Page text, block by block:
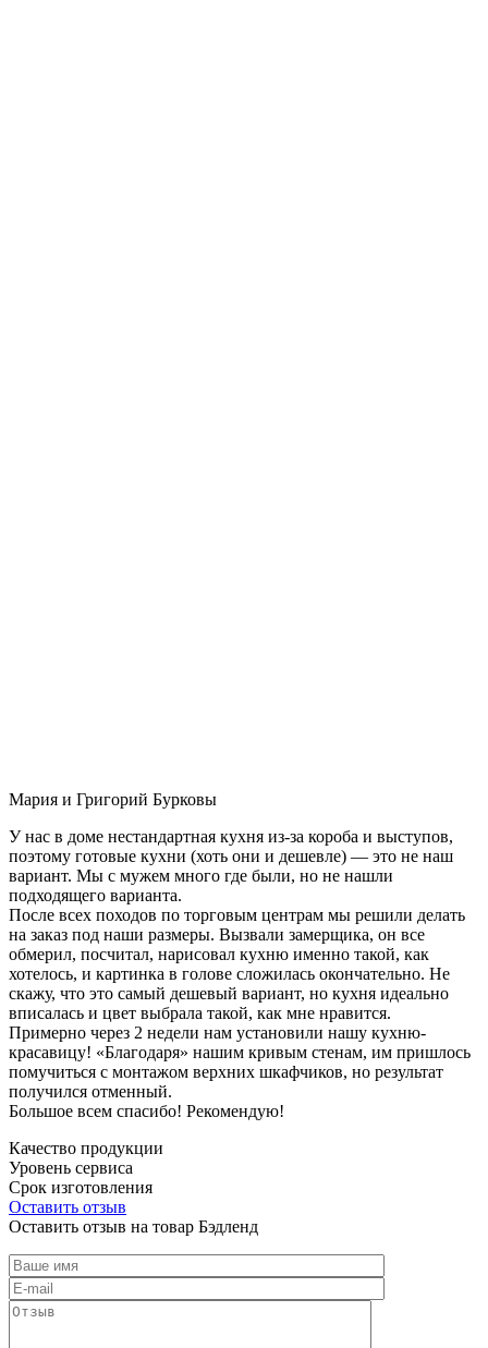
Мария и Григорий Бурковы
У нас в доме нестандартная кухня из-за короба и выступов,
поэтому готовые кухни (хоть они и дешевле) — это не наш
вариант. Мы с мужем много где были, но не нашли
подходящего варианта.
После всех походов по торговым центрам мы решили делать
на заказ под наши размеры. Вызвали замерщика, он все
обмерил, посчитал, нарисовал кухню именно такой, как
хотелось, и картинка в голове сложилась окончательно. Не
скажу, что это самый дешевый вариант, но кухня идеально
вписалась и цвет выбрала такой, как мне нравится.
Примерно через 2 недели нам установили нашу кухню-
красавицу! «Благодаря» нашим кривым стенам, им пришлось
помучиться с монтажом верхних шкафчиков, но результат
получился отменный.
Большое всем спасибо! Рекомендую!
Качество продукции
Уровень сервиса
Срок изготовления
Оставить отзыв
Оставить отзыв на товар Бэдленд